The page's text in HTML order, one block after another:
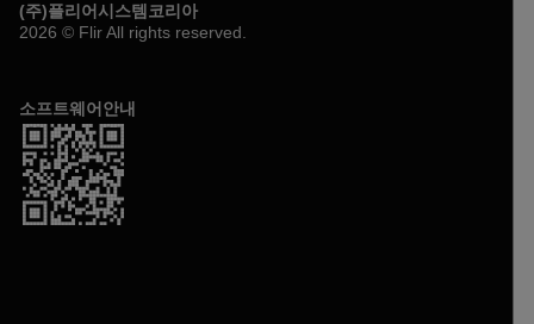
(주)플리어시스템코리아
2026 © Flir All rights reserved.
소프트웨어안내